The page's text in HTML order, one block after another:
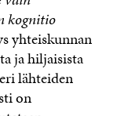
kognitio
yhteiskunnan
ja hiljaisista
lähteiden
on